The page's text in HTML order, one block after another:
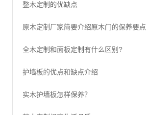
整木定制的优缺点
原木定制厂家简要介绍原木门的保养要点
全木定制和面板定制有什么区别?
护墙板的优点和缺点介绍
实木护墙板怎样保养？